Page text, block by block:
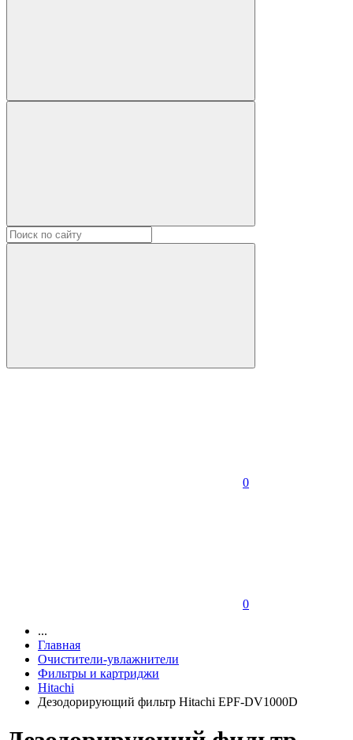
0
0
...
Главная
Очистители-увлажнители
Фильтры и картриджи
Hitachi
Дезодорирующий фильтр Hitachi EPF-DV1000D